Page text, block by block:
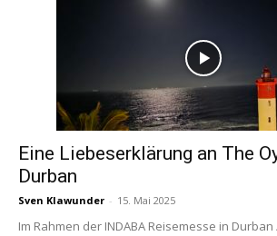
Eine Liebeserklärung an The
Durban
Sven Klawunder - 15. Mai 2025
Im Rahmen der INDABA Reisemesse in